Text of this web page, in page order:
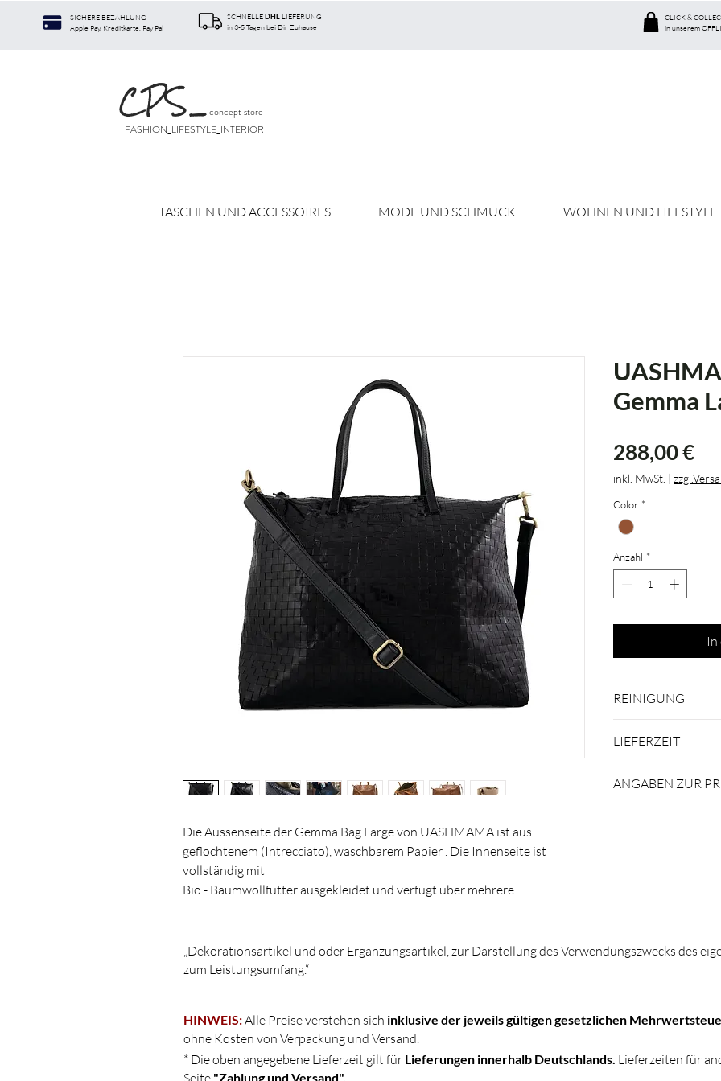
SICHERE BEZAHLUNG
Apple Pay, Kreditkarte. Pay Pal
SCHNELLEDHL LIEFERUNG
in 3-5 Tagen bei Dir Zuhause
CLICK &
in unserem
CPS_
FASHION_LIFESTYLE_INTERIOR
concept store
TASCHEN UND ACCESSOIRES MODE UND SCHMUCK WOHNEN UND LIFESTYLE
Die Aussenseite der Gemma Bag Large von UASHMAMA ist aus
geflochtenem (Intrecciato), waschbarem Papier . Die Innenseite ist
vollständig mit
Bio - Baumwollfutter ausgekleidet und verfügt über mehrere
aus natürlicher Baumwolle, für längere Tage mit höheren Lasten.
Abmessungen :
W40 x D26 x H32 cm
Gemma
288,00 €
inkl. MwSt. |
Color *
Anzahl *
REINIGUNG
gewachst und
Flecken
feuchten Tuch ab.
LIEFERZEIT
ANGABEN ZUR
„Dekorationsartikel und oder Ergänzungsartikel, zur Darstellung des Verwendungszwecks des
zum Leistungsumfang.“
HINWEIS:Alle Preise verstehen sich inklusive der jeweils gültigen gesetzlichen
ohne Kosten von Verpackung und Versand.
* Die oben angegebene Lieferzeit gilt für Lieferungen innerhalb Deutschlands. Lieferzeiten für
Seite "Zahlung und Versand".